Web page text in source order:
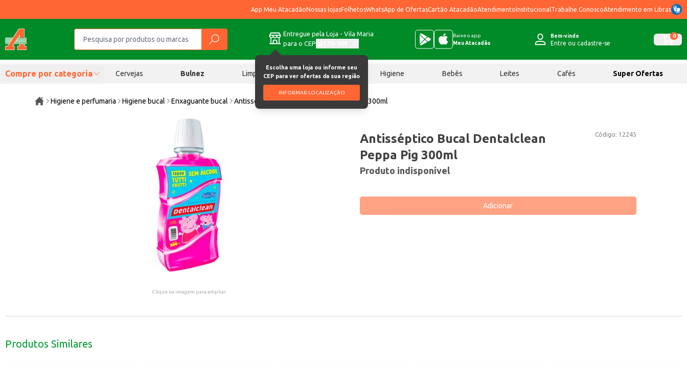
App Meu AtacadãoNossas lojasFolhetosWhatsApp de OfertasCartão AtacadãoAtendimentoInstitucional Trabalhe ConoscoAtendimento em Libras
Entregue pela Loja - Vila Maria
para o CEP
Escolha uma loja ou informe seu
CEP para ver ofertas da sua região
INFORMAR LOCALIZAÇÃO
Baixe o app
Meu Atacadão
Bem-vindo
Entre ou cadastre-se
0
Compre por categoria Cervejas Bulnez Limpeza Chocolates Higiene Bebês Leites Cafés Super Ofertas
Higiene e perfumaria Higiene bucal Enxaguante bucal Antisséptico Bucal Dentalclean Peppa Pig 300ml
Clique na imagem para ampliar.
Código: 12245
Antisséptico Bucal Dentalclean
Peppa Pig 300ml
Produto indisponível
Adicionar
Produtos Similares